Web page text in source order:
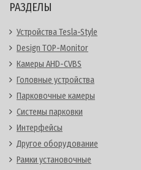
РАЗДЕЛЫ
Устройства Tesla-Style
Design TOP-Monitor
Камеры AHD-CVBS
Головные устройства
Парковочные камеры
Системы парковки
Интерфейсы
Другое оборудование
Рамки установочные